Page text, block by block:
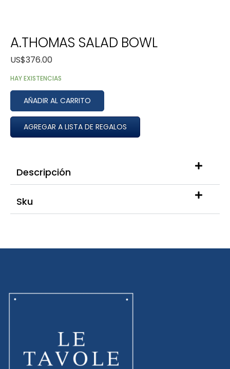
A.THOMAS SALAD BOWL
US$376.00
HAY EXISTENCIAS
AÑADIR AL CARRITO
AGREGAR A LISTA DE REGALOS
Descripción
Sku